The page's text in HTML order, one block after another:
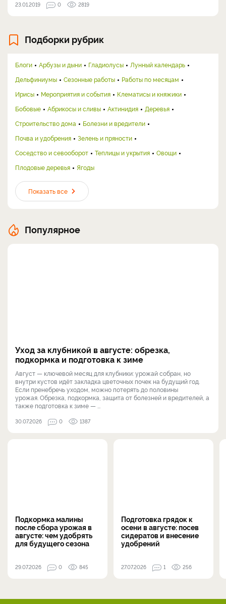
23.01.2019 0 2819
Подборки рубрик
Блоги Арбузы и дыни Гладиолусы
Лунный календарь
Дельфиниумы
Сезонные работы
Работы по месяцам
Ирисы
Мероприятия и события
Клематисы и княжики
Бобовые
Абрикосы и сливы Актинидия
Деревья
Строительство дома
Болезни и вредители
Почва и удобрения
Зелень и пряности
Соседство и севооборот
Теплицы и укрытия
Овощи
Плодовые деревья
Ягоды
Показать все
Популярное
Уход за клубникой в августе: обрезка,
подкормка и подготовка к зиме
Август — ключевой месяц для клубники: урожай собран, но
внутри кустов идёт закладка цветочных почек на будущий год.
Если пренебречь уходом, можно потерять до половины
урожая. Обрезка, подкормка, защита от болезней и вредителей, а
также подготовка к зиме — ...
30.07.2026 0 1387
Подкормка малины
после сбора урожая в
августе: чем удобрять
для будущего сезона
29.07.2026 0 845
Подготовка грядок к
осени в августе: посев
сидератов и внесение
удобрений
27.07.2026 1 256